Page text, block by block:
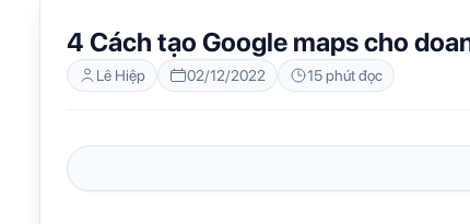
4 Cách tạo Google maps cho
Lê Hiệp 02/12/2022 15 phút đọc